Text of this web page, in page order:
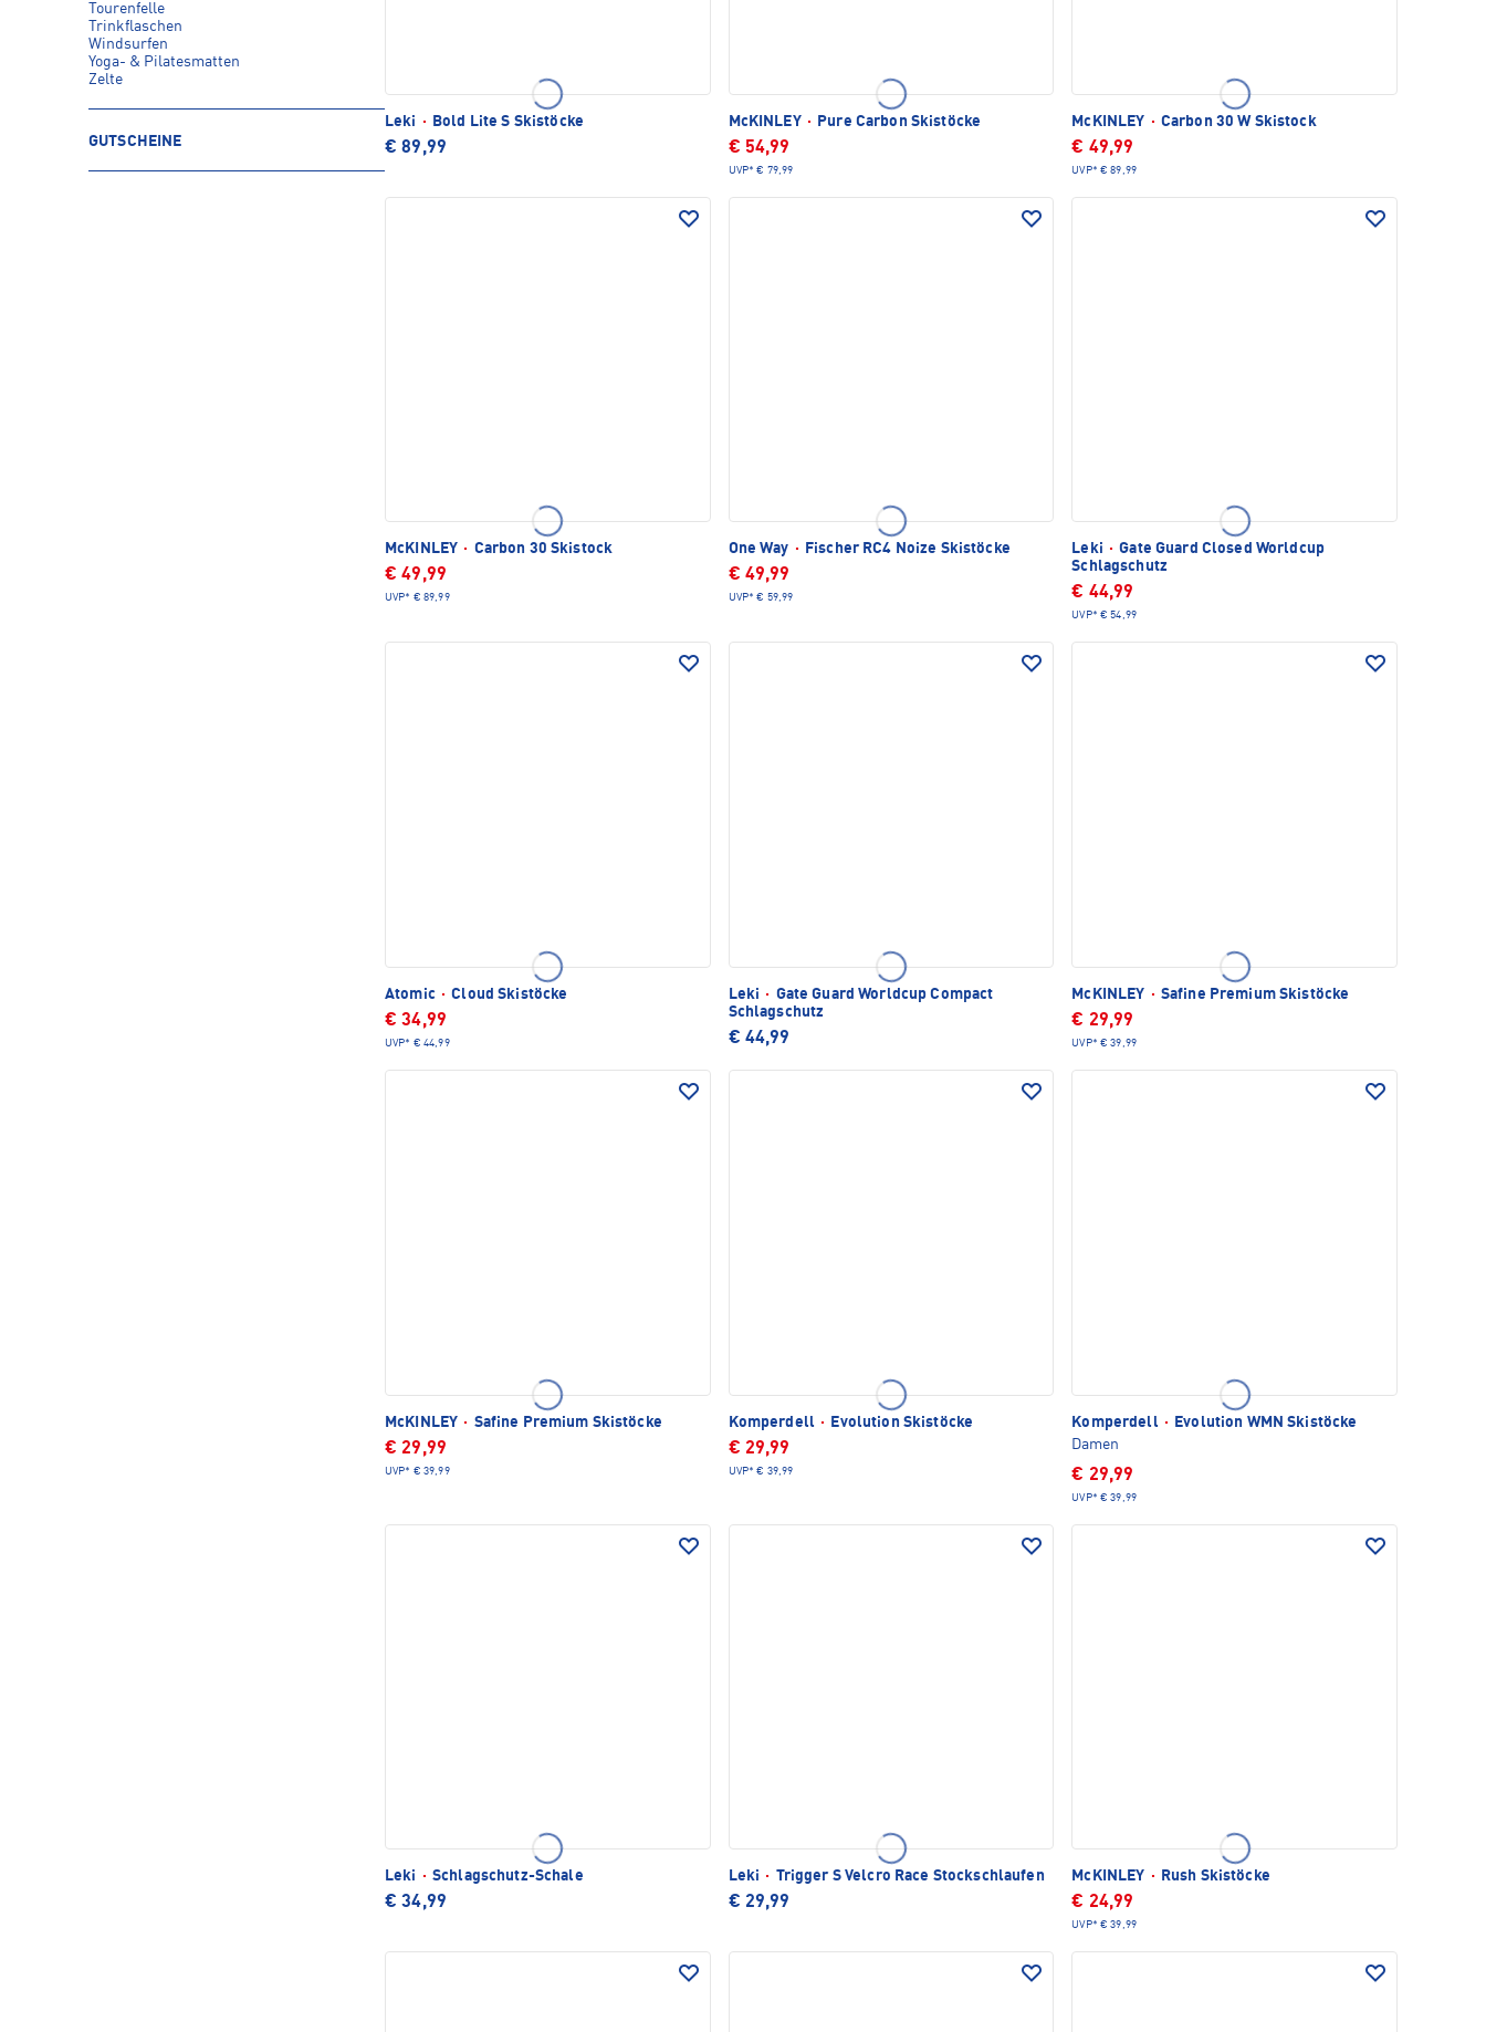
Tourenfelle
Trinkflaschen
Windsurfen
Yoga- & Pilatesmatten
Zelte
GUTSCHEINE
Leki · Bold Lite S Skistöcke
€ 89,99
McKINLEY · Pure Carbon Skistöcke
€ 54,99
UVP* € 79,99
McKINLEY · Carbon 30 W Skistock
€ 49,99
UVP* € 89,99
McKINLEY · Carbon 30 Skistock
€ 49,99
UVP* € 89,99
One Way · Fischer RC4 Noize Skistöcke
€ 49,99
UVP* € 59,99
Leki · Gate Guard Closed Worldcup
Schlagschutz
€ 44,99
UVP* € 54,99
Atomic · Cloud Skistöcke
€ 34,99
UVP* € 44,99
Leki · Gate Guard Worldcup Compact
Schlagschutz
€ 44,99
McKINLEY · Safine Premium Skistöcke
€ 29,99
UVP* € 39,99
McKINLEY · Safine Premium Skistöcke
€ 29,99
UVP* € 39,99
Komperdell · Evolution Skistöcke
€ 29,99
UVP* € 39,99
Komperdell ·
Evolution WMN Skistöcke
Damen
€ 29,99
UVP* € 39,99
Leki · Schlagschutz-Schale
€ 34,99
Leki · Trigger S Velcro Race Stockschlaufen
€ 29,99
McKINLEY · Rush Skistöcke
€ 24,99
UVP* € 39,99